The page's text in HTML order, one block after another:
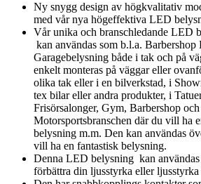
mängdNy snygg design av högkvalitativ
med vår nya högeffektiva LED
Vår unika och branschledande LED
kan användas som b.l.a. Barbershop
Garagebelysning både i tak och på
enkelt monteras på väggar eller
olika tak eller i en bilverkstad, i
tex bilar eller andra produkter, i
Frisörsalonger, Gym, Barbershop
Motorsportsbranschen där du vill ha
belysning m.m. Den kan användas
vill ha en fantastisk belysning.
Denna LED belysning kan
förbättra din ljusstyrka eller ljusstyrka